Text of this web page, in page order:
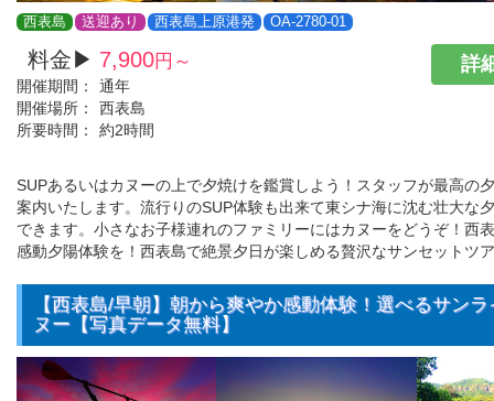
西表島 送迎あり 西表島上原港発 OA-2780-01
料金▶ 7,900円～
開催期間：
通年
開催場所：
西表島
所要時間：
約2時間
詳
SUPあるいはカヌーの上で夕焼けを鑑賞しよう！スタッフが最高の
案内いたします。流行りのSUP体験も出来て東シナ海に沈む壮大な
できます。小さなお子様連れのファミリーにはカヌーをどうぞ！西
感動夕陽体験を！西表島で絶景夕日が楽しめる贅沢なサンセットツ
【西表島/早朝】朝から爽やか感動体験！選べるサン
ヌー【写真データ無料】